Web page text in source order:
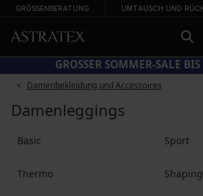
GRÖSSENBERATUNG UMTAUSCH UND
GROSSER
Damenbekleidung und Accessoires
Damenleggings
Basic Sport
Thermo Shaping